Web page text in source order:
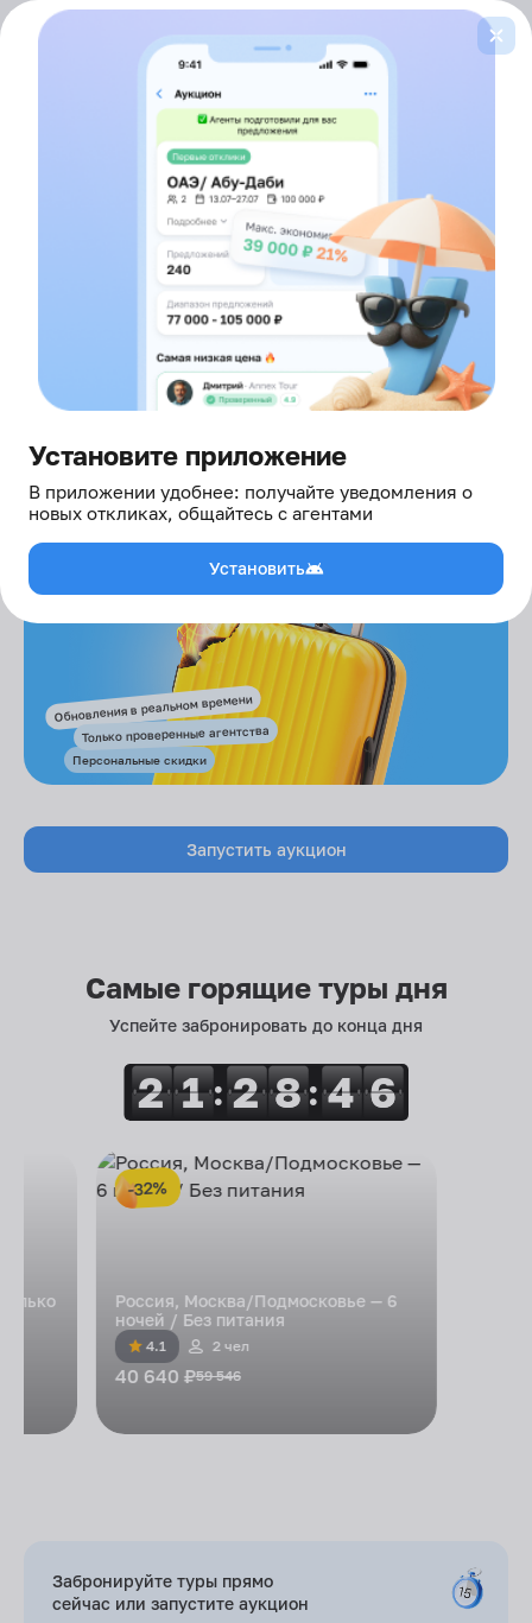
здесь борются за ваш отдых
Горящие турыМальдивы
горящих туров
Это не просто туры — это живые офферы
от агентов, которые прямо сейчас в онлайне и готовы
сделать скидку
Запустить аукцион
Обновления в реальном времени
Только проверенные агентства
Персональные скидки
Самые горящие туры дня
Успейте забронировать до конца дня
2
2 1
1 : 2
2 8
8: 4
4 6
6
-32%
Россия, Москва/Подмосковье — 6
ночей / Без питания
4.1 2 чел
40 640 ₽59 546
Забронируйте туры прямо
сейчас или запустите аукцион
Установите приложение
В приложении удобнее: получайте уведомления о
новых откликах, общайтесь с агентами
Установить